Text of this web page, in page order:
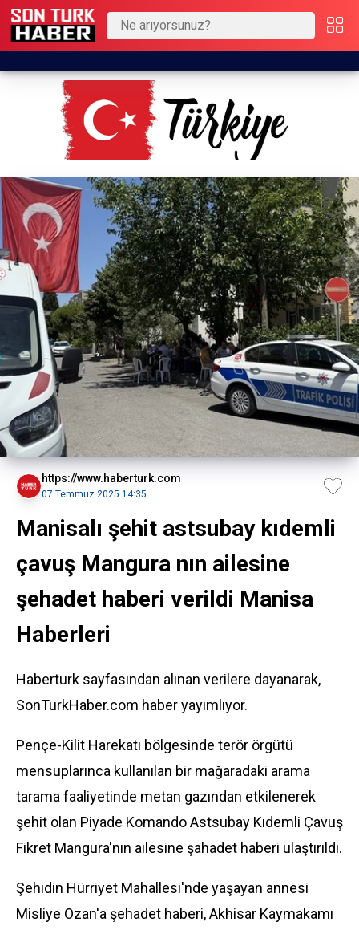
https://www.haberturk.com
07 Temmuz 2025 14:35
Manisalı şehit astsubay kıdemli
çavuş Mangura nın ailesine
şehadet haberi verildi Manisa
Haberleri
Haberturk sayfasından alınan verilere dayanarak,
SonTurkHaber.com haber yayımlıyor.
Pençe-Kilit Harekatı bölgesinde terör örgütü
mensuplarınca kullanılan bir mağaradaki arama
tarama faaliyetinde metan gazından etkilenerek
şehit olan Piyade Komando Astsubay Kıdemli Çavuş
Fikret Mangura'nın ailesine şahadet haberi ulaştırıldı.
Şehidin Hürriyet Mahallesi'nde yaşayan annesi
Misliye Ozan'a şehadet haberi, Akhisar Kaymakamı